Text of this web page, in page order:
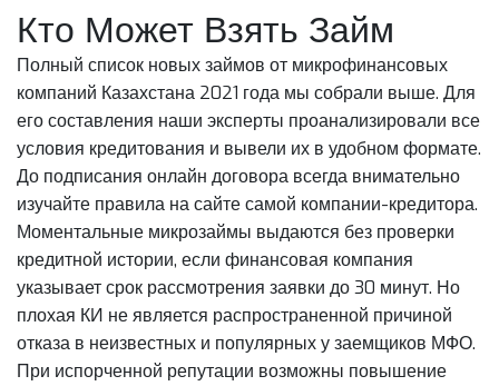
Кто Может Взять Займ
Полный список новых займов от микрофинансовых
компаний Казахстана 2021 года мы собрали выше. Для
его составления наши эксперты проанализировали все
условия кредитования и вывели их в удобном формате.
До подписания онлайн договора всегда внимательно
изучайте правила на сайте самой компании-кредитора.
Моментальные микрозаймы выдаются без проверки
кредитной истории, если финансовая компания
указывает срок рассмотрения заявки до 30 минут. Но
плохая КИ не является распространенной причиной
отказа в неизвестных и популярных у заемщиков МФО.
При испорченной репутации возможны повышение